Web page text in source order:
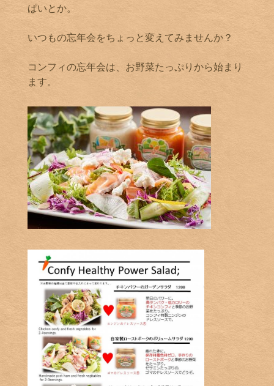
ぱいとか。
いつもの忘年会をちょっと変えてみませんか？
コンフィの忘年会は、お野菜たっぷりから始まり
ます。